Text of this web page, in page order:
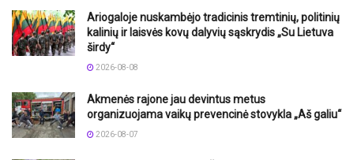
Ariogaloje nuskambėjo tradicinis tremtinių, politinių
kalinių ir laisvės kovų dalyvių sąskrydis „Su Lietuva
širdy“
2026-08-08
Akmenės rajone jau devintus metus
organizuojama vaikų prevencinė stovykla „Aš galiu“
2026-08-07